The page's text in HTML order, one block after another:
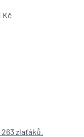
Kč
zlaťáků.